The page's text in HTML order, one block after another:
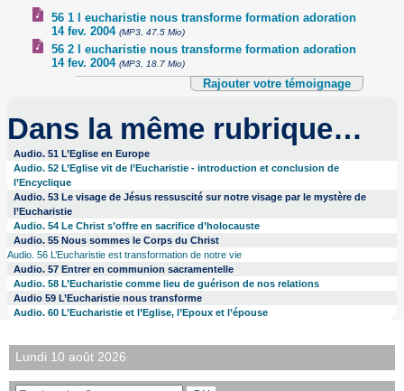
56 1 l eucharistie nous transforme formation adoration
14 fev. 2004(MP3, 47.5 Mio)
56 2 l eucharistie nous transforme formation adoration
14 fev. 2004(MP3, 18.7 Mio)
Rajouter votre témoignage
Dans la même rubrique…
Audio. 51 L’Eglise en Europe
Audio. 52 L’Eglise vit de l’Eucharistie - introduction et conclusion de
l’Encyclique
Audio. 53 Le visage de Jésus ressuscité sur notre visage par le mystère de
l’Eucharistie
Audio. 54 Le Christ s’offre en sacrifice d’holocauste
Audio. 55 Nous sommes le Corps du Christ
Audio. 56 L’Eucharistie est transformation de notre vie
Audio. 57 Entrer en communion sacramentelle
Audio. 58 L’Eucharistie comme lieu de guérison de nos relations
Audio 59 L’Eucharistie nous transforme
Audio. 60 L’Eucharistie et l’Eglise, l’Epoux et l’épouse
Lundi 10 août 2026